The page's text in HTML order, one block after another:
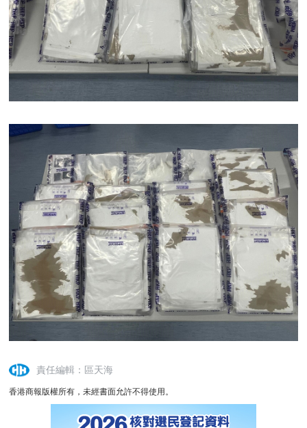
責任編輯：區天海
香港商報版權所有，未經書面允許不得使用。